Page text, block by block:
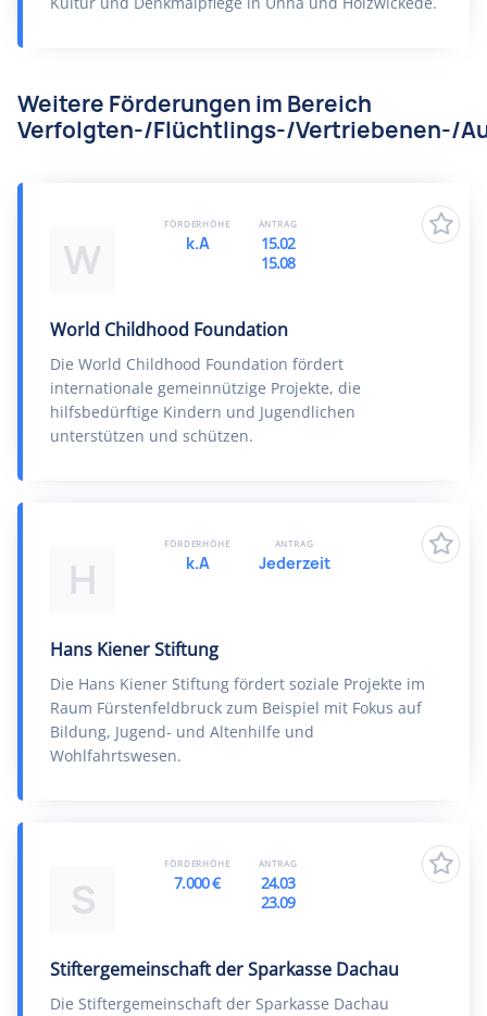
Weitere Förderungen im Bereich
Verfolgten-/Flüchtlings-/Vertriebenen-/
W
World Childhood Foundation
Die World Childhood Foundation fördert
internationale gemeinnützige Projekte, die
hilfsbedürftige Kindern und Jugendlichen
unterstützen und schützen.
FÖRDERHÖHE
k.A
ANTRAG
15.02
15.08
H
Hans Kiener Stiftung
Die Hans Kiener Stiftung fördert soziale Projekte im
Raum Fürstenfeldbruck zum Beispiel mit Fokus auf
Bildung, Jugend- und Altenhilfe und
Wohlfahrtswesen.
FÖRDERHÖHE
k.A
ANTRAG
Jederzeit
S
Stiftergemeinschaft der Sparkasse Dachau
Die Stiftergemeinschaft der Sparkasse Dachau
FÖRDERHÖHE
7.000 €
ANTRAG
24.03
23.09